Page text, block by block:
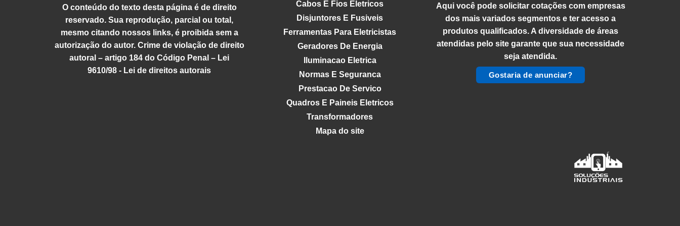
O conteúdo do texto desta página é de direito
reservado. Sua reprodução, parcial ou total,
mesmo citando nossos links, é proibida sem a
autorização do autor. Crime de violação de direito
autoral – artigo 184 do Código Penal – Lei
9610/98 - Lei de direitos autorais
Cabos E Fios Eletricos
Disjuntores E Fusiveis
Ferramentas Para Eletricistas
Geradores De Energia
Iluminacao Eletrica
Normas E Seguranca
Prestacao De Servico
Quadros E Paineis Eletricos
Transformadores
Mapa do site
Aqui você pode solicitar cotações com empresas
dos mais variados segmentos e ter acesso a
produtos qualificados. A diversidade de áreas
atendidas pelo site garante que sua necessidade
seja atendida.
Gostaria de anunciar?